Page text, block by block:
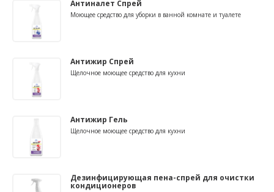
Антиналет Спрей
Моющее средство для уборки в ванной комнате и туалете
Антижир Спрей
Щелочное моющее средство для кухни
Антижир Гель
Щелочное моющее средство для кухни
Дезинфицирующая пена-спрей для очистки
кондиционеров